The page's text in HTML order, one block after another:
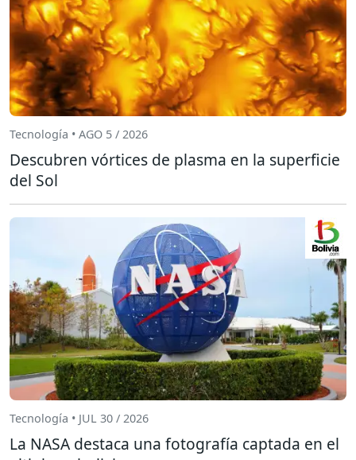
Tecnología • AGO 5 / 2026
Descubren vórtices de plasma en la superficie
del Sol
Tecnología • JUL 30 / 2026
La NASA destaca una fotografía captada en el